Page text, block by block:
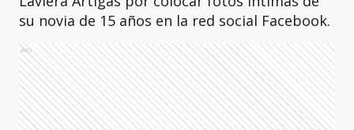
su novia de 15 años en la red social Facebook.
Ads